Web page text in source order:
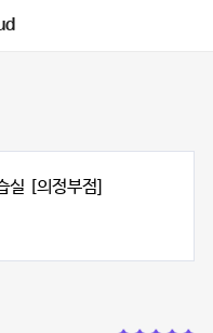
실 [의정부점]